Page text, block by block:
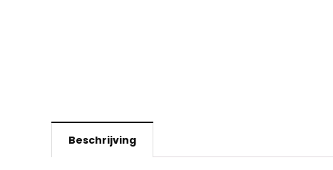
Beschrijving